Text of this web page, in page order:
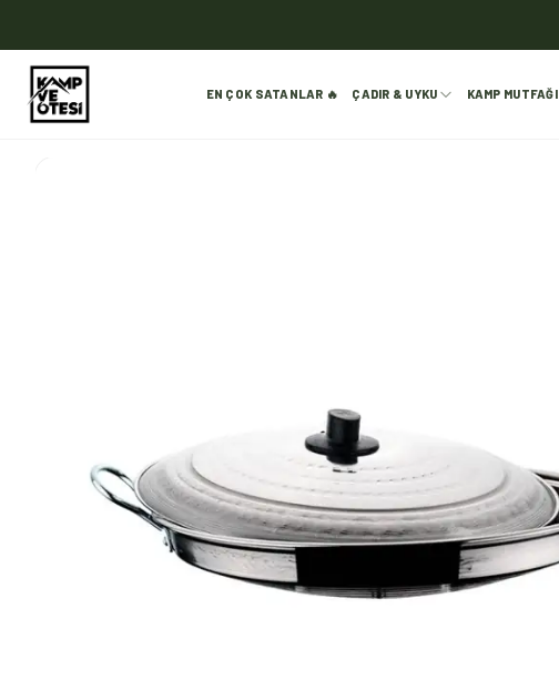
EN ÇOK SATANLAR 🔥 ÇADIR & UYKU KAMP MUTFAĞI